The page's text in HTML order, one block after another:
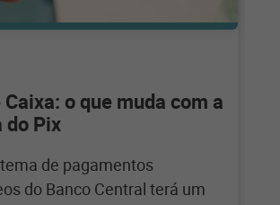
Caixa: o que muda com a
do Pix
de pagamentos
do Banco Central terá um